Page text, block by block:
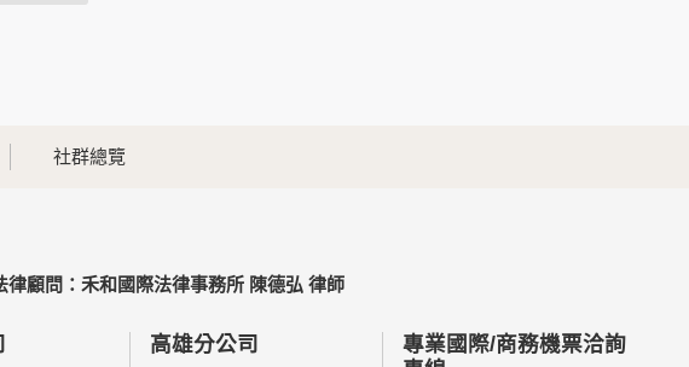
關，但有法律依據或合約義務者，不在此限。
社群總覽
律顧問：禾和國際法律事務所 陳德弘 律師
高雄分公司
專業國際/商務機票洽詢